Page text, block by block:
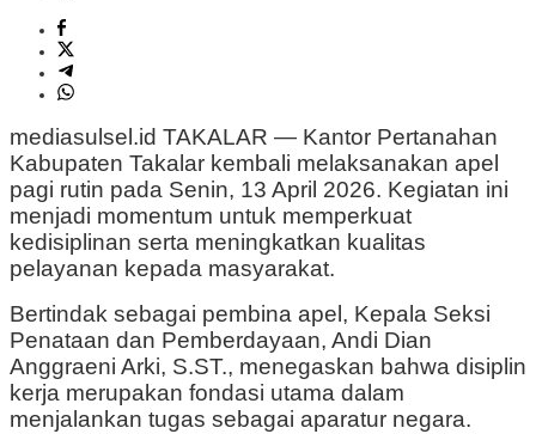
mediasulsel.id TAKALAR — Kantor Pertanahan
Kabupaten Takalar kembali melaksanakan apel
pagi rutin pada Senin, 13 April 2026. Kegiatan ini
menjadi momentum untuk memperkuat
kedisiplinan serta meningkatkan kualitas
pelayanan kepada masyarakat.
Bertindak sebagai pembina apel, Kepala Seksi
Penataan dan Pemberdayaan, Andi Dian
Anggraeni Arki, S.ST., menegaskan bahwa disiplin
kerja merupakan fondasi utama dalam
menjalankan tugas sebagai aparatur negara.